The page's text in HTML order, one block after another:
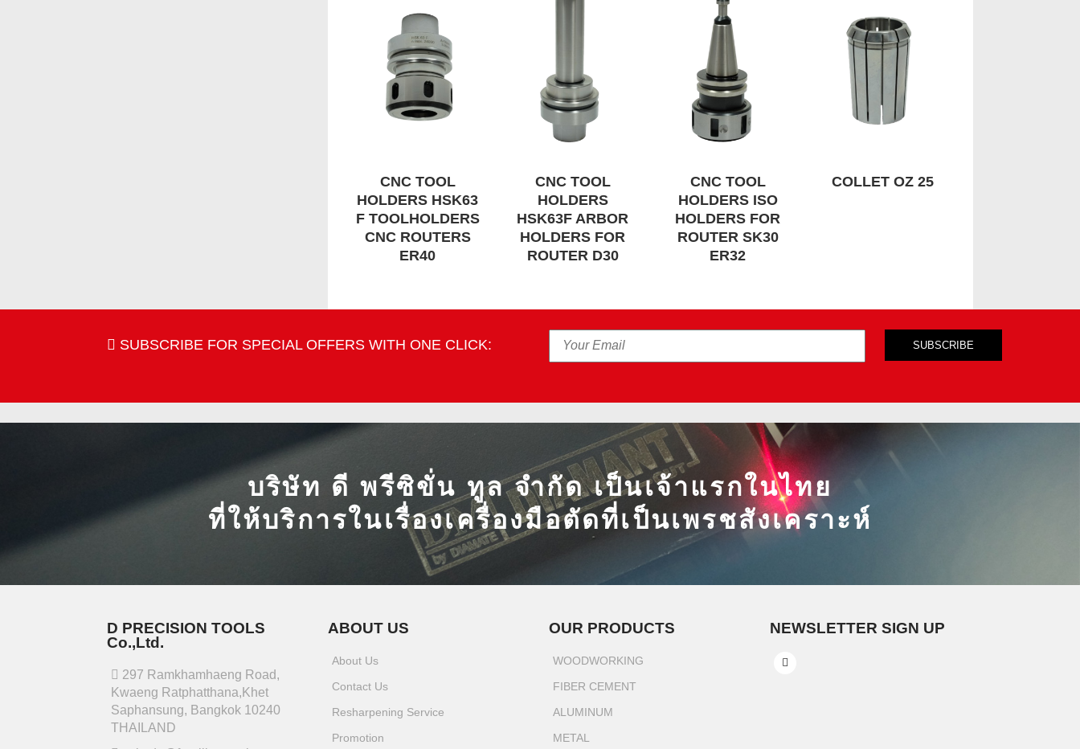
CNC TOOL
HOLDERS HSK63
F TOOLHOLDERS
CNC ROUTERS
ER40
CNC TOOL
HOLDERS
HSK63F ARBOR
HOLDERS FOR
ROUTER D30
CNC TOOL
HOLDERS ISO
HOLDERS FOR
ROUTER SK30
ER32
COLLET OZ 25
SUBSCRIBE FOR SPECIAL OFFERS WITH ONE CLICK:
บริษัท ดี พรีซิขั่น ทูล จำกัด เป็นเจ้าแรกในไทย
ที่ให้บริการในเรื่องเครื่องมือตัดที่เป็นเพรชสังเคราะห์
D PRECISION TOOLS
Co.,Ltd.
297 Ramkhamhaeng Road,
Kwaeng Ratphatthana,Khet
Saphansung, Bangkok 10240
THAILAND
ABOUT US
About Us
Contact Us
Resharpening Service
Promotion
OUR PRODUCTS
WOODWORKING
FIBER CEMENT
ALUMINUM
METAL
NEWSLETTER SIGN UP